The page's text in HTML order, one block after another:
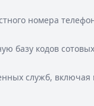
номера
базу кодов
служб,